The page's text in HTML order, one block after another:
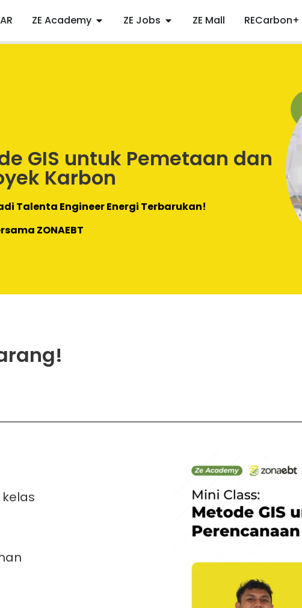
ZE Academy ZE Jobs ZE Mall RECarbon+
GIS untuk Pemetaan dan
Karbon
Talenta Engineer Energi Terbarukan!
ZONAEBT